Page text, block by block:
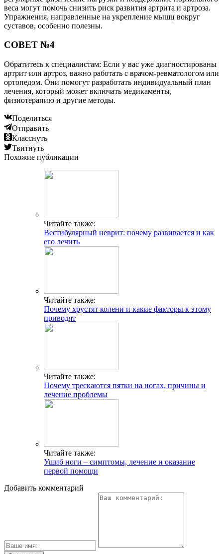
веса могут помочь снизить риск развития артрита и артроза.
Упражнения, направленные на укрепление мышц вокруг
суставов, особенно полезны.
СОВЕТ №4
Обратитесь к специалистам: Если у вас уже диагностированы
артрит или артроз, важно работать с врачом-ревматологом или
ортопедом. Они помогут разработать индивидуальный план
лечения, который может включать медикаменты,
физиотерапию и другие методы.
Поделиться
Отправить
Класснуть
Твитнуть
Похожие публикации
Читайте также:
Вестибулярный неврит: почему развивается и как
его лечить
Читайте также:
Почему хрустят колени и какие факторы к этому
приводят
Читайте также:
Почему трескаются пятки на ногах, причины и
лечение проблемы
Читайте также:
Ушиб ноги – симптомы, лечение и оказание
первой помощи
Добавить комментарий